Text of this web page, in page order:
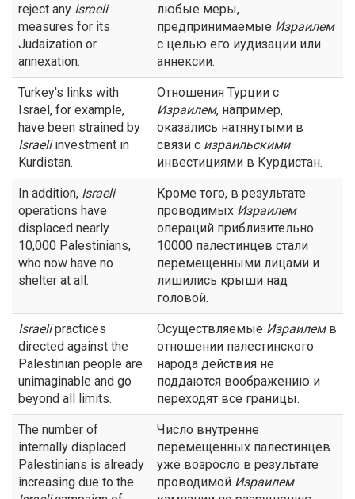
reject any Israeli
measures for its
Judaization or
annexation.
любые меры,
предпринимаемые Израилем
с целью его иудизации или
аннексии.
Turkey's links with
Israel, for example,
have been strained by
Israeliinvestment in
Kurdistan.
Отношения Турции с
Израилем, например,
оказались натянутыми в
связи с израильскими
инвестициями в Курдистан.
In addition, Israeli
operations have
displaced nearly
10,000 Palestinians,
who now have no
shelter at all.
Кроме того, в результате
проводимых Израилем
операций приблизительно
10000 палестинцев стали
перемещенными лицами и
лишились крыши над
головой.
Israelipractices
directed against the
Palestinian people are
unimaginable and go
beyond all limits.
Осуществляемые Израилемв
отношении палестинского
народа действия не
поддаются воображению и
переходят все границы.
The number of
internally displaced
Palestinians is already
increasing due to the
Число внутренне
перемещенных палестинцев
уже возросло в результате
проводимой Израилем